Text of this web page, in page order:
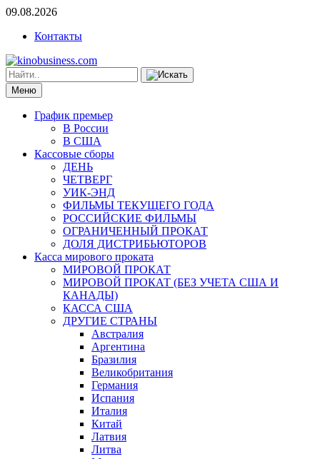
09.08.2026
Контакты
Меню
График премьер
В России
В США
Кассовые сборы
ДЕНЬ
ЧЕТВЕРГ
УИК-ЭНД
ФИЛЬМЫ ТЕКУЩЕГО ГОДА
РОССИЙСКИЕ ФИЛЬМЫ
ОГРАНИЧЕННЫЙ ПРОКАТ
ДОЛЯ ДИСТРИБЬЮТОРОВ
Касса мирового проката
МИРОВОЙ ПРОКАТ
МИРОВОЙ ПРОКАТ (БЕЗ УЧЕТА США И
КАНАДЫ)
КАССА США
ДРУГИЕ СТРАНЫ
Австралия
Аргентина
Бразилия
Великобритания
Германия
Испания
Италия
Китай
Латвия
Литва